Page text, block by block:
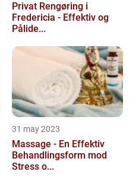
Privat Rengøring i
Fredericia - Effektiv og
Pålide...
31 may 2023
Massage - En Effektiv
Behandlingsform mod
Stress o...